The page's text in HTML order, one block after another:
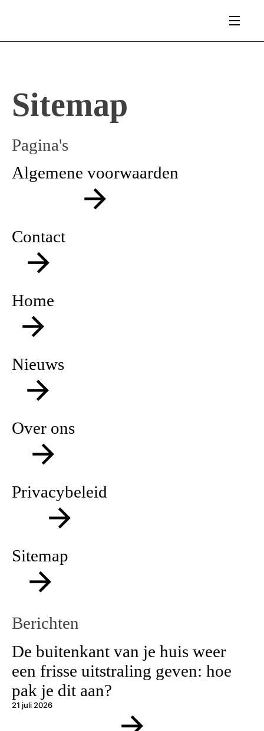
Sitemap
Pagina's
Algemene voorwaarden
Contact
Home
Nieuws
Over ons
Privacybeleid
Sitemap
Berichten
De buitenkant van je huis weer
een frisse uitstraling geven: hoe
pak je dit aan?
21 juli 2026